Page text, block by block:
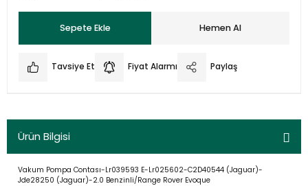
Sepete Ekle Hemen Al
Tavsiye Et Fiyat Alarmı Paylaş
Ürün Bilgisi
Vakum Pompa Contası-Lr039593 E-Lr025602-C2D40544 (Jaguar)-
Jde28250 (Jaguar)-2.0 Benzinli/Range Rover Evoque